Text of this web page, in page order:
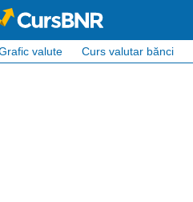
valute Curs valutar bănci